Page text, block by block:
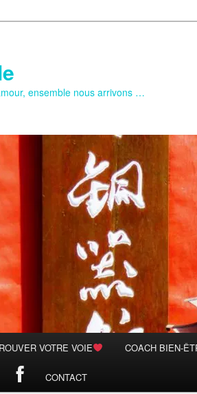
ensemble nous arrivons …
VOTRE VOIE COACH BIEN-
CONTACT